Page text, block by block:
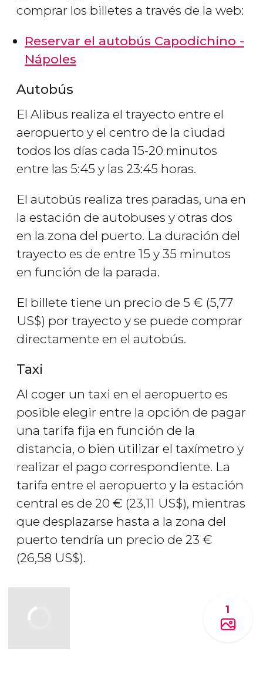
comprar los billetes a través de la web:
Reservar el autobús Capodichino -
Nápoles
Autobús
El Alibus realiza el trayecto entre el
aeropuerto y el centro de la ciudad
todos los días cada 15-20 minutos
entre las 5:45 y las 23:45 horas.
El autobús realiza tres paradas, una en
la estación de autobuses y otras dos
en la zona del puerto. La duración del
trayecto es de entre 15 y 35 minutos
en función de la parada.
El billete tiene un precio de 5 € (5,77
US$) por trayecto y se puede comprar
directamente en el autobús.
Taxi
Al coger un taxi en el aeropuerto es
posible elegir entre la opción de pagar
una tarifa fija en función de la
distancia, o bien utilizar el taxímetro y
realizar el pago correspondiente. La
tarifa entre el aeropuerto y la estación
central es de 20 € (23,11 US$), mientras
que desplazarse hasta a la zona del
puerto tendría un precio de 23 €
(26,58 US$).
1